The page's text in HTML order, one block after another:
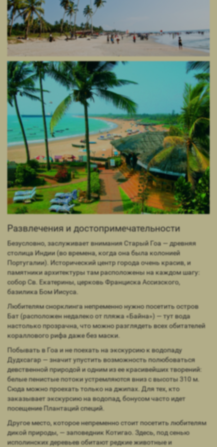
Развлечения и достопримечательности
Безусловно, заслуживает внимания Старый Гоа — древняя
столица Индии (во времена, когда она была колонией
Португалии). Исторический центр города очень красив, и
памятники архитектуры там расположены на каждом шагу:
собор Св. Екатерины, церковь Франциска Ассизского,
базилика Бом Иисуса.
Любителям снорклинга непременно нужно посетить остров
Бат (расположен недалеко от пляжа «Байна») — тут вода
настолько прозрачна, что можно разглядеть всех обитателей
кораллового рифа даже без маски.
Побывать в Гоа и не поехать на экскурсию к водопаду
Дудхсагар — значит упустить возможность полюбоваться
девственной природой и одним из ее красивейших творений:
белые пенистые потоки устремляются вниз с высоты 310 м.
Сюда можно проехать только на джипах. Для тех, кто
заказывает экскурсию на водопад, бонусом часто идет
посещение Плантаций специй.
Другое место, которое непременно стоит посетить любителям
дикой природы, — заповедник Котигао. Здесь, под сенью
исполинских деревьев обитают редкие животные и